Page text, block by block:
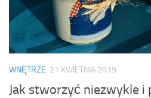
WNĘTRZE 21 KWIETNIA 2019
Jak stworzyć niezwykle i